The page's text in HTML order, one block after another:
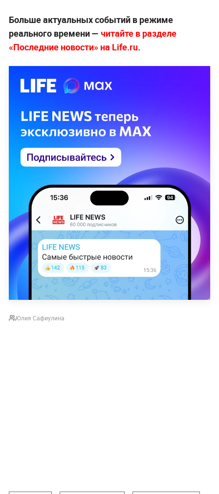
Больше актуальных событий в режиме
реального времени — читайте в разделе
«Последние новости» на Life.ru.
Юлия Сафиулина